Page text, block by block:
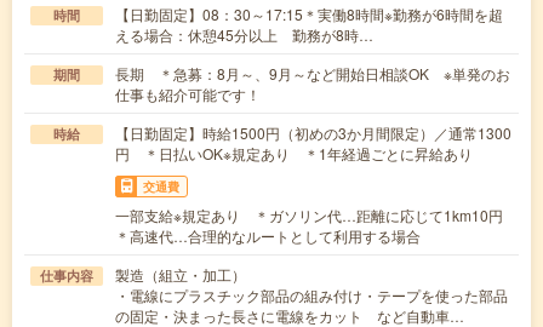
時間
【日勤固定】08：30～17:15＊実働8時間※勤務が6時間を超
える場合：休憩45分以上 勤務が8時…
期間
長期 ＊急募：8月～、9月～など開始日相談OK ※単発のお
仕事も紹介可能です！
時給
【日勤固定】時給1500円（初めの3か月間限定）／通常1300
円 ＊日払いOK※規定あり ＊1年経過ごとに昇給あり
交通費
一部支給※規定あり ＊ガソリン代…距離に応じて1km10円
＊高速代…合理的なルートとして利用する場合
仕事内容
製造（組立・加工）
・電線にプラスチック部品の組み付け・テープを使った部品
の固定・決まった長さに電線をカット など自動車…